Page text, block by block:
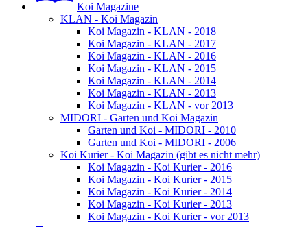
Koi Magazine
KLAN - Koi Magazin
Koi Magazin - KLAN - 2018
Koi Magazin - KLAN - 2017
Koi Magazin - KLAN - 2016
Koi Magazin - KLAN - 2015
Koi Magazin - KLAN - 2014
Koi Magazin - KLAN - 2013
Koi Magazin - KLAN - vor 2013
MIDORI - Garten und Koi Magazin
Garten und Koi - MIDORI - 2010
Garten und Koi - MIDORI - 2006
Koi Kurier - Koi Magazin (gibt es nicht mehr)
Koi Magazin - Koi Kurier - 2016
Koi Magazin - Koi Kurier - 2015
Koi Magazin - Koi Kurier - 2014
Koi Magazin - Koi Kurier - 2013
Koi Magazin - Koi Kurier - vor 2013